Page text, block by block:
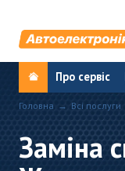
Про сервіс
Головна Всі послуги
Заміна